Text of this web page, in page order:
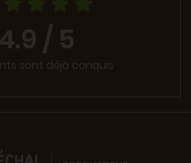
4.9 / 5
sont déjà conquis